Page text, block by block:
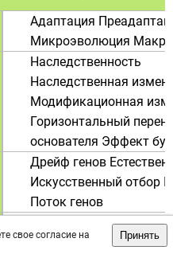
свое согласие на
Принять
Адаптация
Микроэволюция
Наследственность
Наследственная
Модификационная
Горизонтальный
основателя Эффект
Дрейф генов
Искусственный отбор
Поток генов
Возникновение жизни
универсальный общий